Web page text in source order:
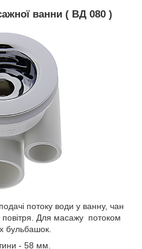
ванни ( ВД 080 )
потоку води у ванну, чан
повітря. Для масажу потоком
бульбашок.
- 58 мм.